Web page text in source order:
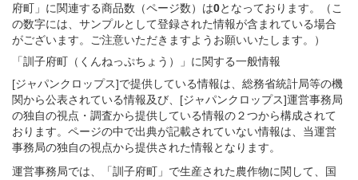
府町」に関連する商品数（ページ数）は0となっております。（こ
の数字には、サンプルとして登録された情報が含まれている場合
がございます。ご注意いただきますようお願いいたします。）
「訓子府町（くんねっぷちょう）」 に関する一般情報
[ジャパンクロップス]で提供している情報は、総務省統計局等の機
関から公表されている情報及び、[ジャパンクロップス]運営事務局
の独自の視点・調査から提供している情報の２つから構成されて
おります。ページの中で出典が記載されていない情報は、当運営
事務局の独自の視点から提供された情報となります。
運営事務局では、「訓子府町」で生産された農作物に関して、国